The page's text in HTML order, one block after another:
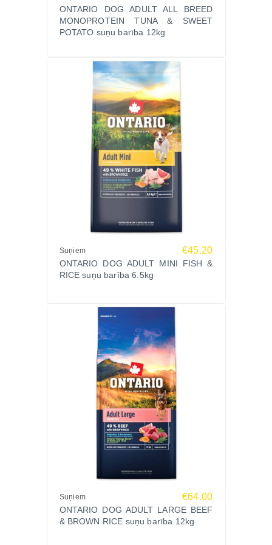
probiotiku kultūru
Galvenās īpašības
pieaugušiem visu šķirņu suņiem
Vienīgais dzīvnieku proteīna avots – tītara gaļa
Piemērota suņiem ar jutīgu gremošanu vai pārtikas
Saldie kartupeļi kā stabils enerģijas un šķiedrvielu
Prebiotikas un postbiotikas mikrofloras līdzsvaram
Glikozamīns un hondroitīns locītavu veselībai
Ontario VitalAge Blend™ organisma aizsardzībai
Svaiga tītara gaļa, dehidrēts tītara proteīns, saldie
kartupeļi, sarkanās lēcas, kartupeļu ciete, mājputnu
tauki, žāvēts biešu mīkstums, dabīgs augu
aromatizētājs, raugs, žāvēta cigoriņu sakne,
un augu ekstraktu maisījums ar Ontario VitalAge
Blend (greipfrūtu, kurkumas, krustnagliņu un
rozmarīna ekstrakti), mannānoligosaharīdi,
hondroitīna sulfāts, glikozamīna sulfāts, inaktivēts
probiotiķis Lacticaseibacillus paracasei.
Analītiskās sastāvdaļas
Analītiskajā sastāvā: kopproteīni 25%, koptauki
14%, kopšķiedrvielas 3%, koppelni 7,5%, kalcijs
1,55%, fosfors 1,15%, omega-6 taukskābes 2,4%,
Uztura piedevas uz 1 kg
vitamīns 500 mg, cinks 95 mg, dzelzs 100 mg,
mangāns 40 mg, varš 10 mg, jods 2 mg, selēns 0,2
ONTARIO DOG ADULT ALL BREED
MONOPROTEIN TUNA & SWEET
POTATO suņu barība 12kg
Suņiem €45.20
ONTARIO DOG ADULT MINI FISH &
RICE suņu barība 6.5kg
Suņiem €64.00
ONTARIO DOG ADULT LARGE BEEF
& BROWN RICE suņu barība 12kg